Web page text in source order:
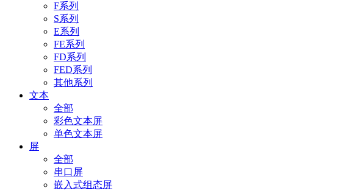
F系列
S系列
E系列
FE系列
FD系列
FED系列
其他系列
文本
全部
彩色文本屏
单色文本屏
屏
全部
串口屏
嵌入式组态屏